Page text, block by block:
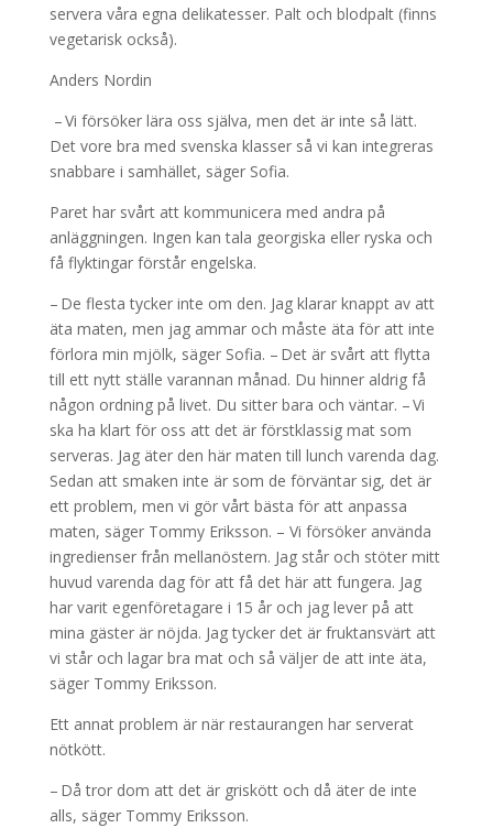
servera våra egna delikatesser. Palt och blodpalt (finns
vegetarisk också).
Anders Nordin
– Vi försöker lära oss själva, men det är inte så lätt.
Det vore bra med svenska klasser så vi kan integreras
snabbare i samhället, säger Sofia.
Paret har svårt att kommunicera med andra på
anläggningen. Ingen kan tala georgiska eller ryska och
få flyktingar förstår engelska.
– De flesta tycker inte om den. Jag klarar knappt av att
äta maten, men jag ammar och måste äta för att inte
förlora min mjölk, säger Sofia. – Det är svårt att flytta
till ett nytt ställe varannan månad. Du hinner aldrig få
någon ordning på livet. Du sitter bara och väntar. – Vi
ska ha klart för oss att det är förstklassig mat som
serveras. Jag äter den här maten till lunch varenda dag.
Sedan att smaken inte är som de förväntar sig, det är
ett problem, men vi gör vårt bästa för att anpassa
maten, säger Tommy Eriksson. – Vi försöker använda
ingredienser från mellanöstern. Jag står och stöter mitt
huvud varenda dag för att få det här att fungera. Jag
har varit egenföretagare i 15 år och jag lever på att
mina gäster är nöjda. Jag tycker det är fruktansvärt att
vi står och lagar bra mat och så väljer de att inte äta,
säger Tommy Eriksson.
Ett annat problem är när restaurangen har serverat
nötkött.
– Då tror dom att det är griskött och då äter de inte
alls, säger Tommy Eriksson.